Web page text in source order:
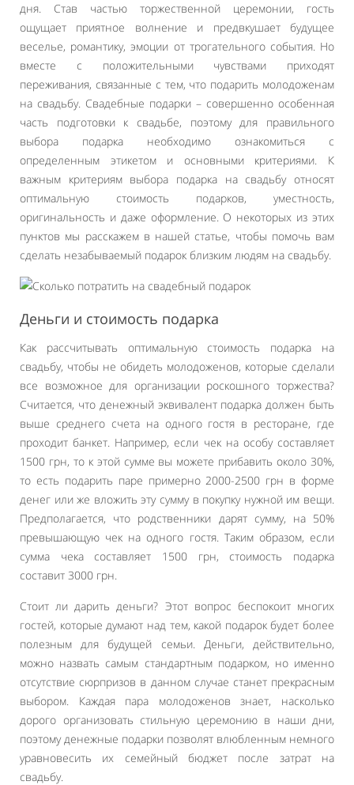
дня. Став частью торжественной церемонии, гость
ощущает приятное волнение и предвкушает будущее
веселье, романтику, эмоции от трогательного события. Но
вместе с положительными чувствами приходят
переживания, связанные с тем, что подарить молодоженам
на свадьбу. Свадебные подарки – совершенно особенная
часть подготовки к свадьбе, поэтому для правильного
выбора подарка необходимо ознакомиться с
определенным этикетом и основными критериями. К
важным критериям выбора подарка на свадьбу относят
оптимальную стоимость подарков, уместность,
оригинальность и даже оформление. О некоторых из этих
пунктов мы расскажем в нашей статье, чтобы помочь вам
сделать незабываемый подарок близким людям на свадьбу.
Деньги и стоимость подарка
Как рассчитывать оптимальную стоимость подарка на
свадьбу, чтобы не обидеть молодоженов, которые сделали
все возможное для организации роскошного торжества?
Считается, что денежный эквивалент подарка должен быть
выше среднего счета на одного гостя в ресторане, где
проходит банкет. Например, если чек на особу составляет
1500 грн, то к этой сумме вы можете прибавить около 30%,
то есть подарить паре примерно 2000-2500 грн в форме
денег или же вложить эту сумму в покупку нужной им вещи.
Предполагается, что родственники дарят сумму, на 50%
превышающую чек на одного гостя. Таким образом, если
сумма чека составляет 1500 грн, стоимость подарка
составит 3000 грн.
Стоит ли дарить деньги? Этот вопрос беспокоит многих
гостей, которые думают над тем, какой подарок будет более
полезным для будущей семьи. Деньги, действительно,
можно назвать самым стандартным подарком, но именно
отсутствие сюрпризов в данном случае станет прекрасным
выбором. Каждая пара молодоженов знает, насколько
дорого организовать стильную церемонию в наши дни,
поэтому денежные подарки позволят влюбленным немного
уравновесить их семейный бюджет после затрат на
свадьбу.